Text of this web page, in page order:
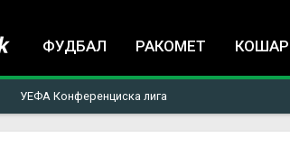
ФУДБАЛ РАКОМЕТ
УЕФА Конференциска лига